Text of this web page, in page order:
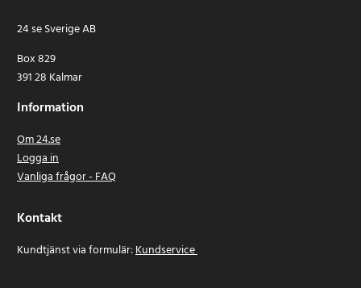
24 se Sverige AB
Box 829
391 28 Kalmar
Information
Om 24.se
Logga in
Vanliga frågor - FAQ
Kontakt
Kundtjänst via formulär:Kundservice